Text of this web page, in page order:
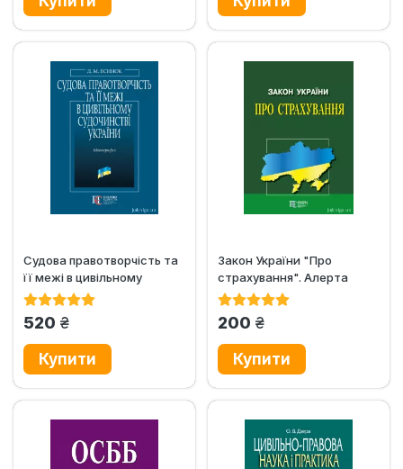
Судова правотворчість та
її межі в цивільному
судочинстві України
520 грн.
Закон України "Про
страхування". Алерта
200 грн.